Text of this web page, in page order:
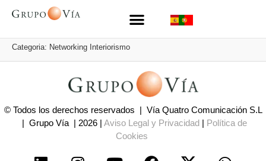
Categoria: Networking Interiorismo
© Todos los derechos reservados | Vía Quatro Comunicación S.L
| Grupo Vía | 2026 | Aviso Legal y Privacidad | Política de
Cookies